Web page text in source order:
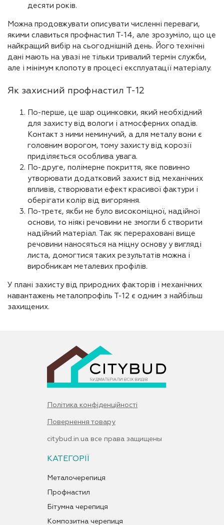
десяти років.
Можна продовжувати описувати численні переваги,
якими славиться профнастил Т-14, але зрозуміло, що це
найкращий вибір на сьогоднішній день. Його технічні
дані мають на увазі не тільки тривалий термін служби,
але і мінімум клопоту в процесі експлуатації матеріалу.
Як захисний профнастил Т-12
По-перше, це шар оцинковки, який необхідний
для захисту від вологи і атмосферних опадів.
Контакт з ними неминучий, а для металу вони є
головним ворогом, тому захисту від корозії
приділяється особлива увага.
По-друге, полімерне покриття, яке повинно
утворювати додатковий захист від механічних
впливів, створювати ефект красивої фактури і
оберігати колір від вигоряння.
По-третє, якби не було високоміцної, надійної
основи, то ніякі речовини не змогли б створити
надійний матеріал. Так як перераховані вище
речовини наносяться на міцну основу у вигляді
листа, домогтися таких результатів можна і
виробникам металевих профілів.
У плані захисту від природних факторів і механічних
навантажень металопрофіль Т-12 є одним з найбільш
захищених.
Політика конфіденційності
Повернення товару
citybud.in.ua все права защищены
КАТЕГОРІЇ
Металочерепиця
Профнастил
Бітумна черепиця
Композитна черепиця